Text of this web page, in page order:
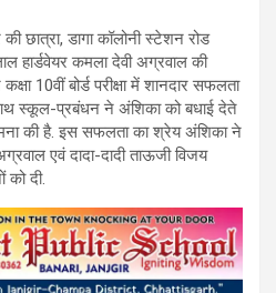
छात्रा, डागा कॉलोनी स्टेशन रोड
हार्डवेयर कमला देवी अग्रवाल की
10वीं बोर्ड परीक्षा में शानदार सफलता
स्कूल-प्रबंधन ने अंशिका को बधाई देते
की है. इस सफलता का श्रेय अंशिका ने
एवं दादा-दादी ताऊजी विजय
दी.